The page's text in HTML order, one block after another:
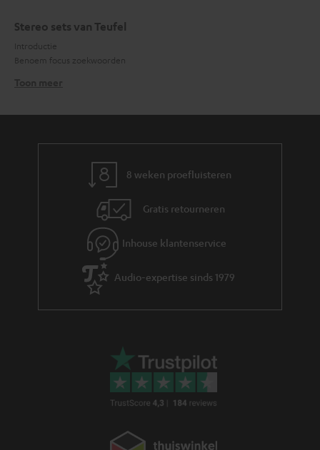
Stereo sets van Teufel
Introductie
Benoem focus zoekwoorden
muziekinstallaties is het zelfs mogelijk de volledige communicatie via wifi
of bluetooth te laten lopen. Een draadloze subwoofer via wifi is inmiddels
Nog een verandering bij de hifi-installaties: de opkomst van DAB radio en
de opvolger DAB+. Heeft je stereosysteem deze transmissiestandaard, dan
kun je digitale radio ontvangen: bye bye antenne. Eenstereo-installatie
biedt niet alleen een betere geluidskwaliteit, maar maakt het
ook mogelijk om bijkomende informatie over te dragen.
Wifi-stereo sets met geïntegreerde Raumfeld
technologie
dimensie van muziekgenot. Door de verbinding met het thuisnetwerk,
stream je probleemloos je lievelingsmuziek vanaf je smartphone, tablet of
Draadloze wifi-speakerszorgen hierbij voor een vol geluid. Als
je plaats wil besparen, kun je ook kijken naar de
wifi-soundbars
Een hifi-installatie bestaat uit drie componenten: een geluidsbron, een
8 weken proefluisteren
Gratis retourneren
Inhouse klantenservice
Audio-expertise sinds 1979